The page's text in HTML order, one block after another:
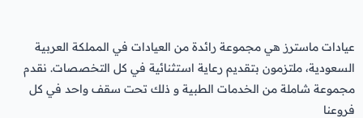
عيادات ماسترز هي مجموعة رائدة من العيادات في المملكة العربية
السعودية، ملتزمون بتقديم رعاية استثنائية في كل التخصصات. نقدم
مجموعة شاملة من الخدمات الطبية و ذلك تحت سقف واحد في كل
فروعنا